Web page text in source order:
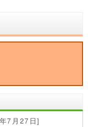
7月27日]